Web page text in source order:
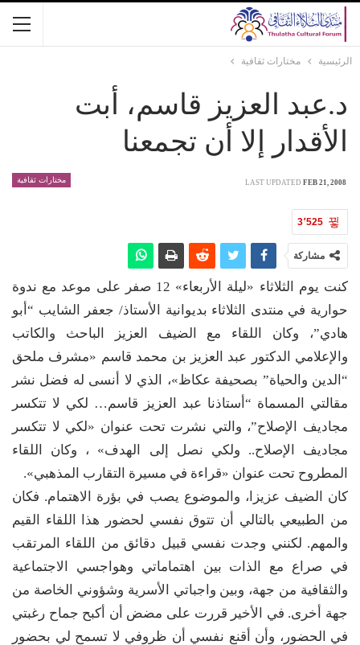
الرئيسية مختارات ثقافية
د.عبد العزيز قاسم، أبت
الأقدار إلا أن تجمعنا
مختارات ثقافية LAST UPDATED FEB 21, 2008
3٬525
مشاركة
كنت يوم الثلاثاء «ليلة الأربعاء» 12 صفر على موعد مع ندوة
حوارية في منتدى الثلاثاء بديوانية الأستاذ/ جعفر الشايب “أبو
هادي”، وكان اللقاء مع الضيف العزيز الباحث والكاتب
والإعلامي الدكتور عبد العزيز بن محمد قاسم «مشرف ملحق
“الدين والحياة” بصحيفة عكاظ»، الذي لا أنسى له فضل نشر
مقالتي المسماة “أستاذنا عبد العزيز قاسم… لكي لا تتكسر
مجاديف الإصلاح”، والتي نشرت تحت عنوان «لكي لا تتكسر
مجاديف الإصلاح.. ولكي نصل إلى الهدف» ، وكان اللقاء
المطروح تحت عنوان «قراءة في مسيرة التقارب المذهبي».
كان الضيف عزيزا، والموضوع يصب في بؤرة الاهتمام. فكان
من الطبيعي بالتالي أن تتوق نفسي لحضور هذا اللقاء القيم
والمهم. لكنني وجدت نفسي قبيل دقائق من اللقاء المرتقب
في صراع مع الذات بين اهتماماتي وهواجسي الاجتماعية
والثقافية من جهة، وبين واجباتي الأسرية وشؤوني الخاصة من
جهة أخرى. في الأخير قررت على مضض أن أكبح جماح رغبتي
في الحضور، وأن أقنع نفسي أن ظروفي لا تسمح لي بحضور